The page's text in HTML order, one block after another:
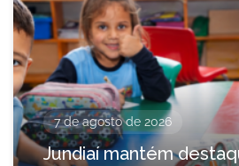
7 de agosto de 2026
Jundiaí mantém